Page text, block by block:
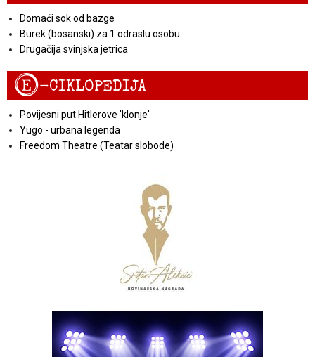
Domaći sok od bazge
Burek (bosanski) za 1 odraslu osobu
Drugačija svinjska jetrica
E-CIKLOPEDIJA
Povijesni put Hitlerove 'klonje'
Yugo - urbana legenda
Freedom Theatre (Teatar slobode)